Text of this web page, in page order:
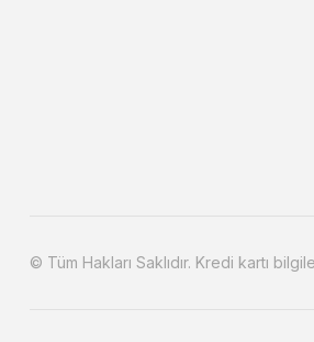
© Tüm Hakları Saklıdır. Kredi kartı